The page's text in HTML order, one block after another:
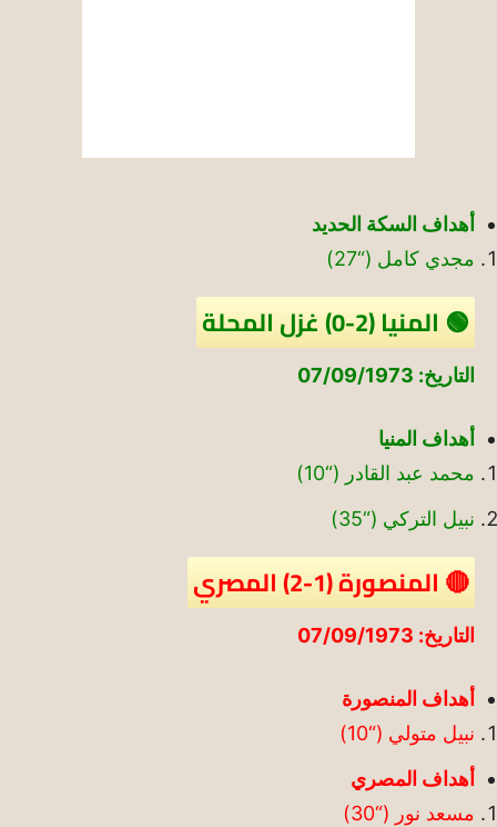
أهداف السكة الحديد
مجدي كامل (“27)
🟢 المنيا (2-0) غزل المحلة
التاريخ: 07/09/1973
أهداف المنيا
محمد عبد القادر (“10)
نبيل التركي (“35)
🔴 المنصورة (1-2) المصري
التاريخ: 07/09/1973
أهداف المنصورة
نبيل متولي (“10)
أهداف المصري
مسعد نور (“30)